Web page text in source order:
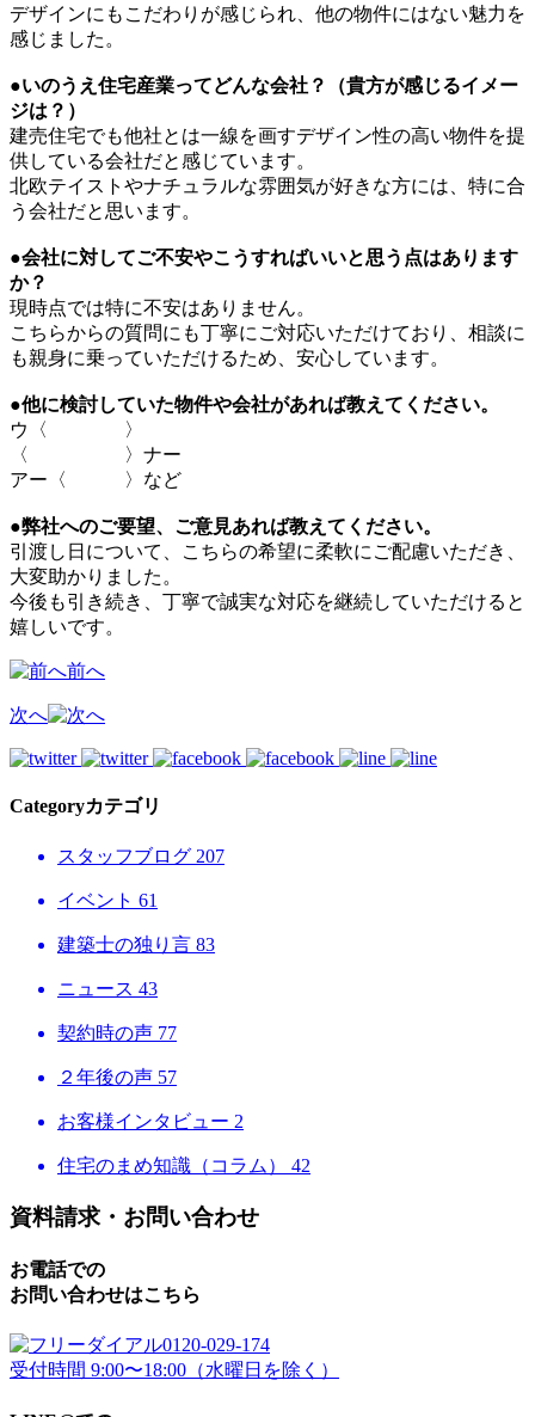
デザインにもこだわりが感じられ、他の物件にはない魅力を
感じました。
●いのうえ住宅産業ってどんな会社？（貴方が感じるイメー
ジは？）
建売住宅でも他社とは一線を画すデザイン性の高い物件を提
供している会社だと感じています。
北欧テイストやナチュラルな雰囲気が好きな方には、特に合
う会社だと思います。
●会社に対してご不安やこうすればいいと思う点はあります
か？
現時点では特に不安はありません。
こちらからの質問にも丁寧にご対応いただけており、相談に
も親身に乗っていただけるため、安心しています。
●他に検討していた物件や会社があれば教えてください。
ウ〈 〉
〈 〉ナー
アー〈 〉など
●弊社へのご要望、ご意見あれば教えてください。
引渡し日について、こちらの希望に柔軟にご配慮いただき、
大変助かりました。
今後も引き続き、丁寧で誠実な対応を継続していただけると
嬉しいです。
前へ
次へ
Categoryカテゴリ
スタッフブログ 207
イベント 61
建築士の独り言 83
ニュース 43
契約時の声 77
２年後の声 57
お客様インタビュー 2
住宅のまめ知識（コラム） 42
資料請求・お問い合わせ
お電話での
お問い合わせはこちら
0120-029-174
受付時間 9:00〜18:00（水曜日を除く）